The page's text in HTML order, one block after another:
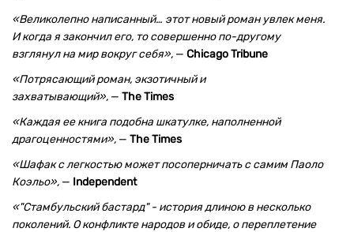
«Великолепно написанный… этот новый роман увлек меня.
И когда я закончил его, то совершенно по-другому
взглянул на мир вокруг себя», — Chicago Tribune
«Потрясающий роман, экзотичный и
захватывающий», — The Times
«Каждая ее книга подобна шкатулке, наполненной
драгоценностями», — The Times
«Шафак с легкостью может посоперничать с самим Паоло
Коэльо», — Independent
«"Стамбульский бастард" - история длиною в несколько
поколений. О конфликте народов и обиде, о переплетение